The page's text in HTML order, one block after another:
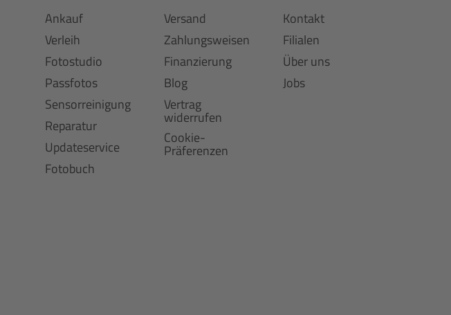
Ankauf
Verleih
Fotostudio
Passfotos
Sensorreinigung
Reparatur
Updateservice
Fotobuch
Versand
Zahlungsweisen
Finanzierung
Blog
Vertrag
widerrufen
Cookie-
Präferenzen
Kontakt
Filialen
Über uns
Jobs